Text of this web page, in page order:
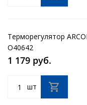
Терморегулятор
O40642
1 179 руб.
шт